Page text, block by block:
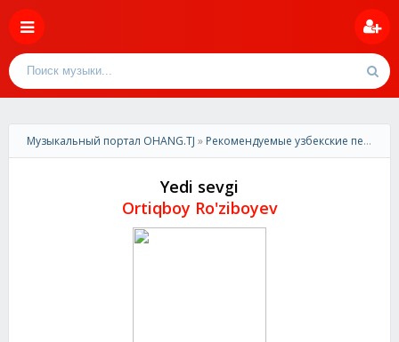
Музыкальный портал OHANG.TJ » Рекомендуемые узбекские песни
Yedi sevgi
Ortiqboy Ro'ziboyev